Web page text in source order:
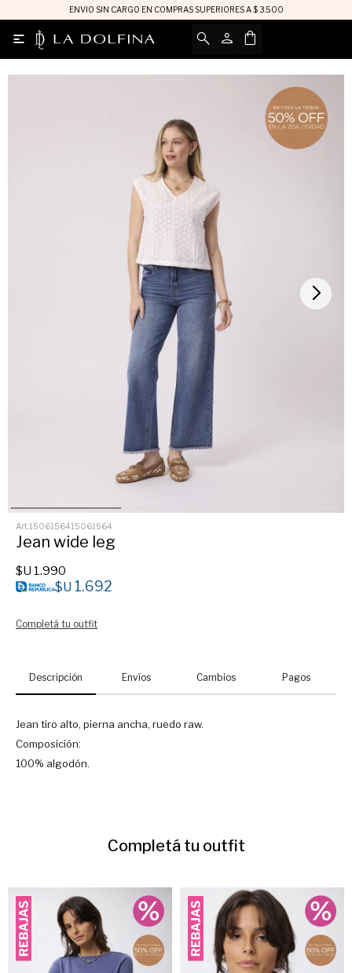
ENVIO SIN CARGO EN COMPRAS SUPERIORES A $ 3.500

1506156415061564
Jean wide leg
$U 1.990
$U 1.692
Completá tu outfit
Descripción Envíos Cambios Pagos
Jean tiro alto, pierna ancha, ruedo raw.
Composición:
100% algodón.
Completá tu outfit